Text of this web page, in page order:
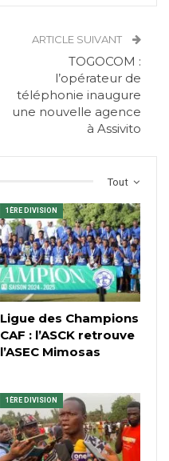
ARTICLE SUIVANT
TOGOCOM :
l’opérateur de
téléphonie inaugure
une nouvelle agence
à Assivito
Tout
1ÈRE DIVISION
Ligue des Champions
CAF : l’ASCK retrouve
l’ASEC Mimosas
1ÈRE DIVISION